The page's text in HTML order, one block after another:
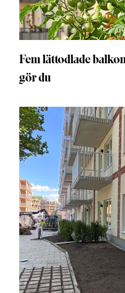
Fem lättodlade
gör du